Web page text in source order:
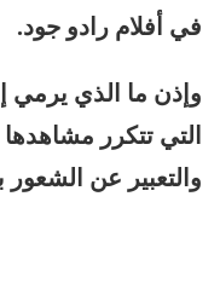
في أفلام رادو جود.
وإذن ما الذي يرمي
التي تتكرر
والتعبير عن الشعور